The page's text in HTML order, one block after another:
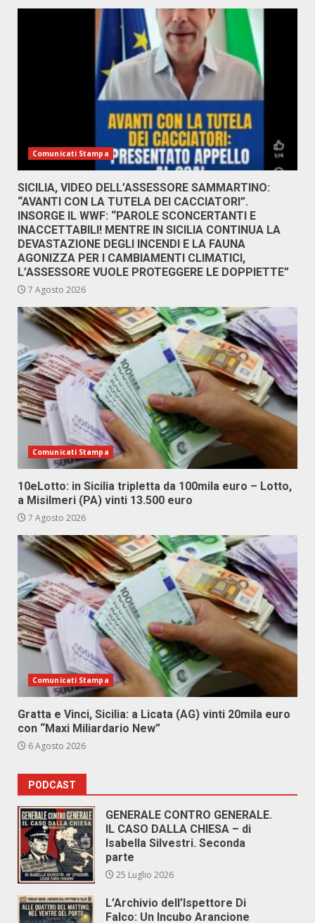
Comunicati Stampa
SICILIA, VIDEO DELL’ASSESSORE SAMMARTINO:
“AVANTI CON LA TUTELA DEI CACCIATORI”.
INSORGE IL WWF: “PAROLE SCONCERTANTI E
INACCETTABILI! MENTRE IN SICILIA CONTINUA LA
DEVASTAZIONE DEGLI INCENDI E LA FAUNA
AGONIZZA PER I CAMBIAMENTI CLIMATICI,
L’ASSESSORE VUOLE PROTEGGERE LE DOPPIETTE”
7 Agosto 2026
Comunicati Stampa
10eLotto: in Sicilia tripletta da 100mila euro – Lotto,
a Misilmeri (PA) vinti 13.500 euro
7 Agosto 2026
Comunicati Stampa
Gratta e Vinci, Sicilia: a Licata (AG) vinti 20mila euro
con “Maxi Miliardario New”
6 Agosto 2026
PODCAST
GENERALE CONTRO GENERALE.
IL CASO DALLA CHIESA – di
Isabella Silvestri. Seconda
parte
25 Luglio 2026
L’Archivio dell’Ispettore Di
Falco: Un Incubo Arancione